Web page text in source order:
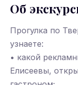
Об
Прогулка по
узнаете:
• какой
Елисеевы,